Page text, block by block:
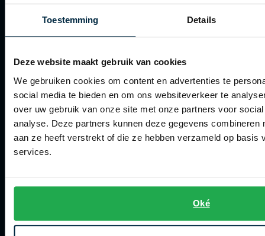
Toestemming Details
Deze website maakt gebruik van cookies
We gebruiken cookies om content en advertenties te
social media te bieden en om ons websiteverkeer te
over uw gebruik van onze site met onze partners voor
analyse. Deze partners kunnen deze gegevens combineren
aan ze heeft verstrekt of die ze hebben verzameld op basis
services.
Oké
Betalen
Verzenden
Retourneren
Klachtenafhandeling
Actievoorwaarden
Artikelonderhoud
Winkel
Contact winkel